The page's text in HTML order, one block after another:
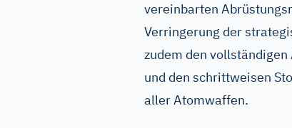
vereinbarten
Verringerung der
zudem den
und den schrittweisen
aller Atomwaffen.